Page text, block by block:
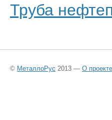
Труба
© МеталлоРус 2013 — О проекте